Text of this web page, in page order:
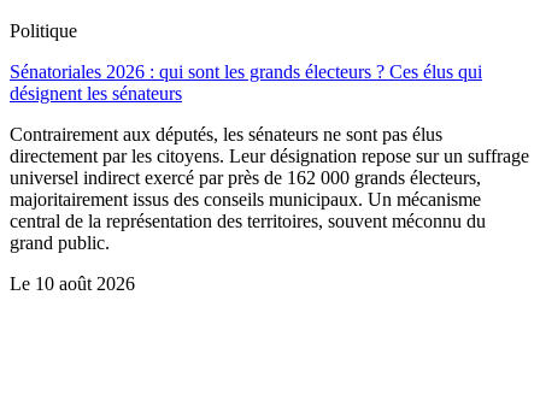
Politique
Sénatoriales 2026 : qui sont les grands électeurs ? Ces élus qui
désignent les sénateurs
Contrairement aux députés, les sénateurs ne sont pas élus
directement par les citoyens. Leur désignation repose sur un suffrage
universel indirect exercé par près de 162 000 grands électeurs,
majoritairement issus des conseils municipaux. Un mécanisme
central de la représentation des territoires, souvent méconnu du
grand public.
Le 10 août 2026